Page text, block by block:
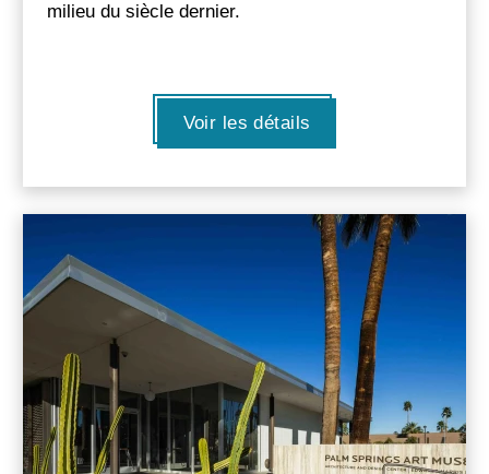
milieu du siècle dernier.
Voir les détails